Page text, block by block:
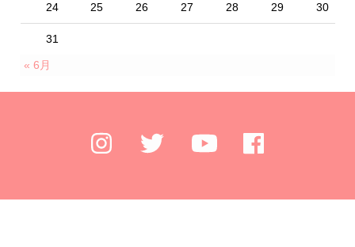
24 25 26 27 28 29 30
31
« 6月